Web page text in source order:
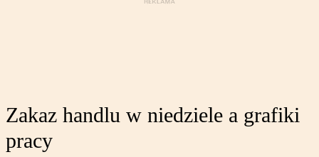
Zakaz handlu w niedziele a grafiki
pracy